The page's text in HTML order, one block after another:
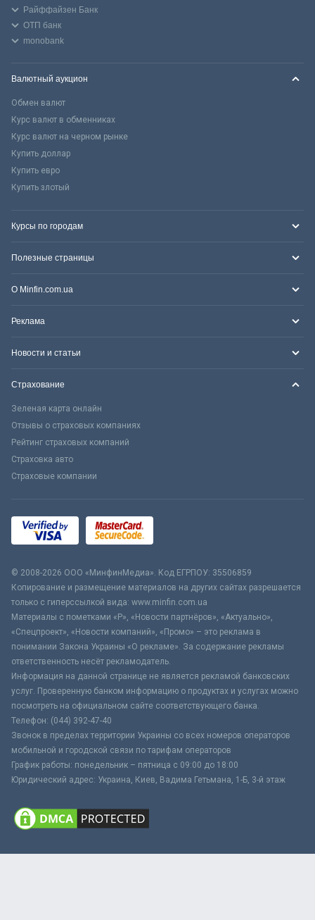
Райффайзен Банк
ОТП банк
monobank
Валютный аукцион
Обмен валют
Курс валют в обменниках
Курс валют на черном рынке
Купить доллар
Купить евро
Купить злотый
Курсы по городам
Полезные страницы
О Minfin.com.ua
Реклама
Новости и статьи
Страхование
Зеленая карта онлайн
Отзывы о страховых компаниях
Рейтинг страховых компаний
Страховка авто
Страховые компании
© 2008-2026 ООО «МинфинМедиа». Код ЕГРПОУ: 35506859
Копирование и размещение материалов на других сайтах разрешается
только с гиперссылкой вида: www.minfin.com.ua
Материалы с пометками «Р», «Новости партнёров», «Актуально»,
«Спецпроект», «Новости компаний», «Промо» – это реклама в
понимании Закона Украины «О рекламе». За содержание рекламы
ответственность несёт рекламодатель.
Информация на данной странице не является рекламой банковских
услуг. Проверенную банком информацию о продуктах и услугах можно
посмотреть на официальном сайте соответствующего банка.
Телефон: (044) 392-47-40
Звонок в пределах территории Украины со всех номеров операторов
мобильной и городской связи по тарифам операторов
График работы: понедельник – пятница с 09:00 до 18:00
Юридический адрес: Украина, Киев, Вадима Гетьмана, 1-Б, 3-й этаж